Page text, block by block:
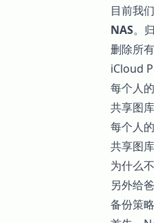
目前我
NAS。
删除所
iCloud
每个人
共享图
每个人
共享图
为什么
另外给
备份策略